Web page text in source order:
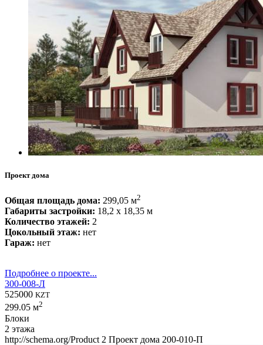
Проект дома
Общая площадь дома: 299,05 м2
Габариты застройки: 18,2 x 18,35 м
Количество этажей: 2
Цокольный этаж: нет
Гараж: нет
Подробнее о проекте...
300-008-Л
525000 KZT
299.05 м2
Блоки
2 этажа
http://schema.org/Product 2 Проект дома 200-010-П